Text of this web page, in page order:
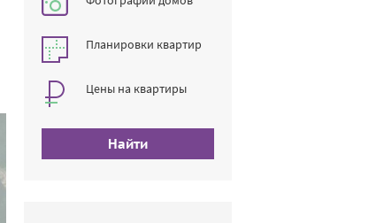
Планировки квартир
Цены на квартиры
Найти